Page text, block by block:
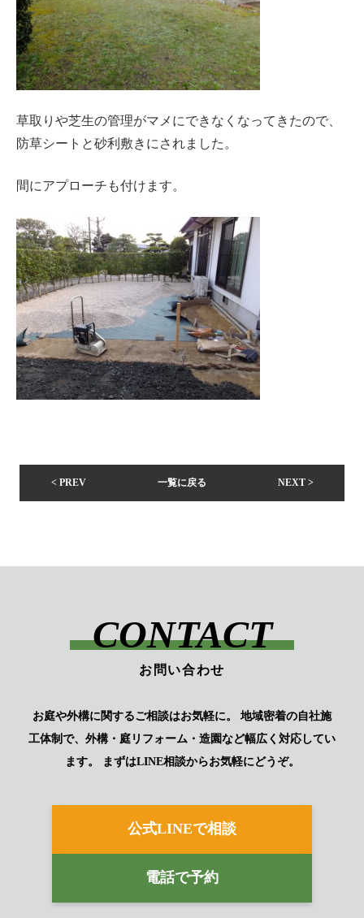
草取りや芝生の管理がマメにできなくなってきたので、
防草シートと砂利敷きにされました。
間にアプローチも付けます。
< PREV 一覧に戻る NEXT >
CONTACT
お問い合わせ
お庭や外構に関するご相談はお気軽に。
地域密着の自社施
工体制で、外構・庭リフォーム・造園など幅広く対応してい
ます。
まずはLINE相談からお気軽にどうぞ。
公式LINEで相談
電話で予約